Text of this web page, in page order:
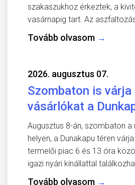
szakaszukhoz érkeztek, a
vasárnapig tart. Az
Tovább olvasom →
2026. augusztus 07.
Szombaton is várja
vásárlókat a
Augusztus 8-án, szombaton
helyen, a Dunakapu téren
termelői piac 6 és 13 óra
igazi nyári kínállattal
Tovább olvasom →